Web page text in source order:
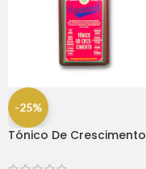
-25%
Tónico De Crescimento